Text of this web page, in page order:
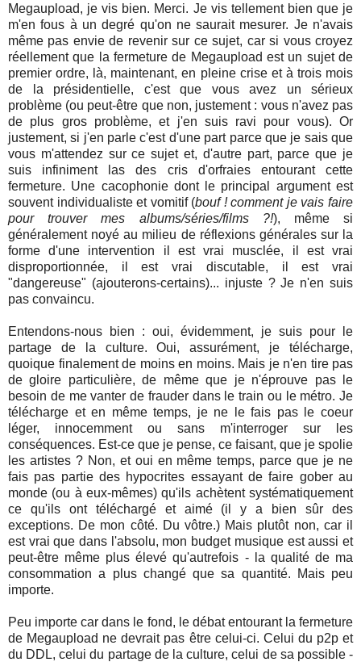
Megaupload, je vis bien. Merci. Je vis tellement bien que je
m'en fous à un degré qu'on ne saurait mesurer. Je n'avais
même pas envie de revenir sur ce sujet, car si vous croyez
réellement que la fermeture de Megaupload est un sujet de
premier ordre, là, maintenant, en pleine crise et à trois mois
de la présidentielle, c'est que vous avez un sérieux
problème (ou peut-être que non, justement : vous n'avez pas
de plus gros problème, et j'en suis ravi pour vous). Or
justement, si j'en parle c'est d'une part parce que je sais que
vous m'attendez sur ce sujet et, d'autre part, parce que je
suis infiniment las des cris d'orfraies entourant cette
fermeture. Une cacophonie dont le principal argument est
souvent individualiste et vomitif (bouf ! comment je vais faire
pour trouver mes albums/séries/films ?!), même si
généralement noyé au milieu de réflexions générales sur la
forme d'une intervention il est vrai musclée, il est vrai
disproportionnée, il est vrai discutable, il est vrai
"dangereuse" (ajouterons-certains)... injuste ? Je n'en suis
pas convaincu.
Entendons-nous bien : oui, évidemment, je suis pour le
partage de la culture. Oui, assurément, je télécharge,
quoique finalement de moins en moins. Mais je n'en tire pas
de gloire particulière, de même que je n'éprouve pas le
besoin de me vanter de frauder dans le train ou le métro. Je
télécharge et en même temps, je ne le fais pas le coeur
léger, innocemment ou sans m'interroger sur les
conséquences. Est-ce que je pense, ce faisant, que je spolie
les artistes ? Non, et oui en même temps, parce que je ne
fais pas partie des hypocrites essayant de faire gober au
monde (ou à eux-mêmes) qu'ils achètent systématiquement
ce qu'ils ont téléchargé et aimé (il y a bien sûr des
exceptions. De mon côté. Du vôtre.) Mais plutôt non, car il
est vrai que dans l'absolu, mon budget musique est aussi et
peut-être même plus élevé qu'autrefois - la qualité de ma
consommation a plus changé que sa quantité. Mais peu
importe.
Peu importe car dans le fond, le débat entourant la fermeture
de Megaupload ne devrait pas être celui-ci. Celui du p2p et
du DDL, celui du partage de la culture, celui de sa possible -